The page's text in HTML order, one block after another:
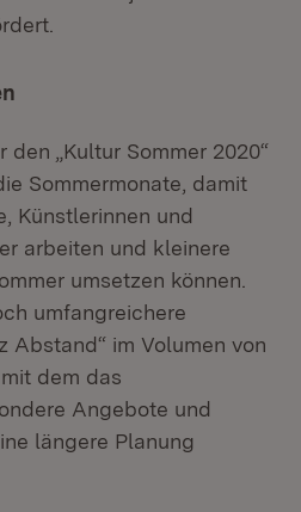
„Kultur Sommer 2020“
Sommermonate, damit
Künstlerinnen und
arbeiten und kleinere
umsetzen können.
umfangreichere
Abstand“ im Volumen von
dem das
Angebote und
längere Planung